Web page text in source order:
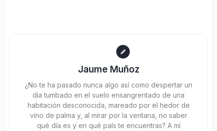
Jaume Muñoz
¿No te ha pasado nunca algo así como despertar un
día tumbado en el suelo ensangrentado de una
habitación desconocida, mareado por el hedor de
vino de palma y, al mirar por la ventana, no saber
qué día es y en qué país te encuentras? A mí